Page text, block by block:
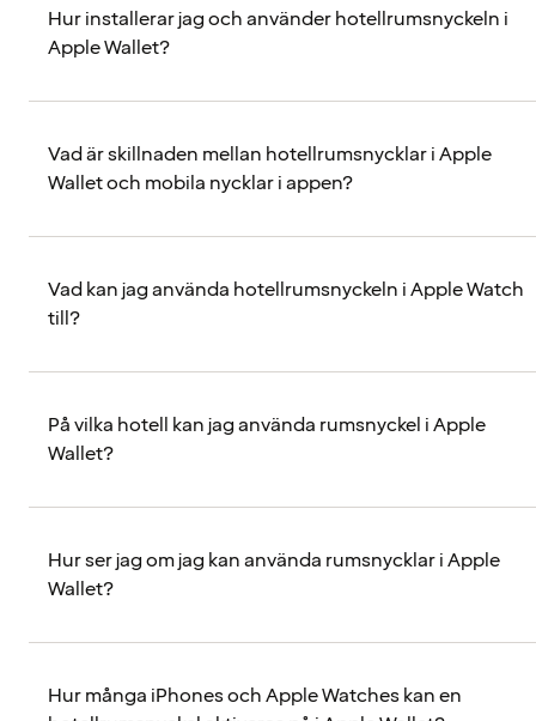
Hur installerar jag och använder hotellrumsnyckeln i
Apple Wallet?
Vad är skillnaden mellan hotellrumsnycklar i Apple
Wallet och mobila nycklar i appen?
Vad kan jag använda hotellrumsnyckeln i Apple Watch
till?
På vilka hotell kan jag använda rumsnyckel i Apple
Wallet?
Hur ser jag om jag kan använda rumsnycklar i Apple
Wallet?
Hur många iPhones och Apple Watches kan en